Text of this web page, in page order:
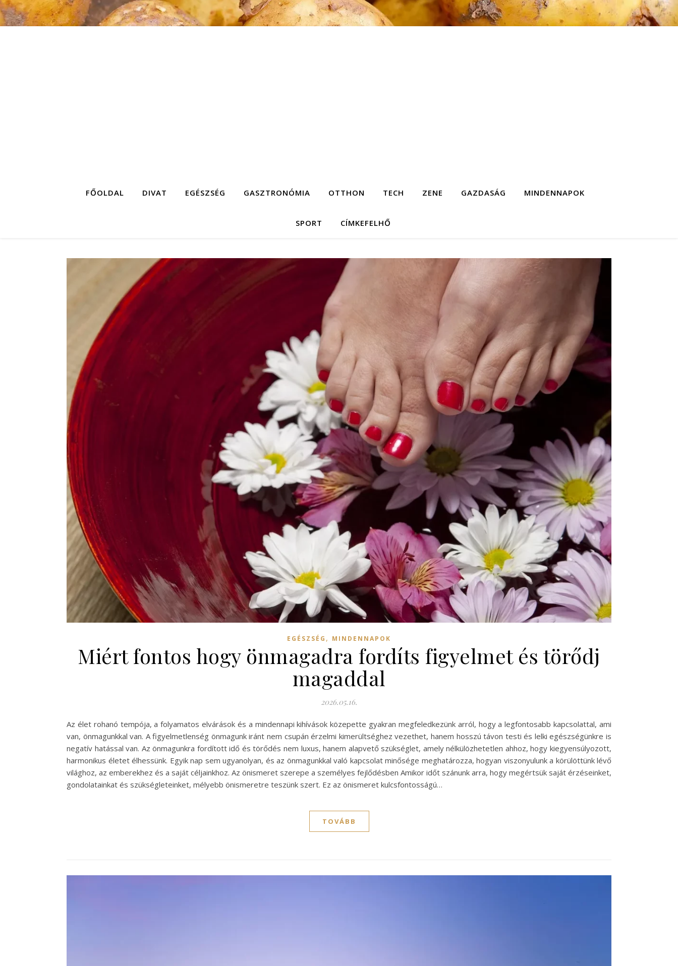
FŐOLDAL DIVAT EGÉSZSÉG GASZTRONÓMIA OTTHON TECH ZENE GAZDASÁG MINDENNAPOK
SPORT CÍMKEFELHŐ
EGÉSZSÉG , MINDENNAPOK
Miért fontos hogy önmagadra fordíts figyelmet és törődj
magaddal
2026.05.16.
Az élet rohanó tempója, a folyamatos elvárások és a mindennapi kihívások közepette gyakran megfeledkezünk arról, hogy a legfontosabb kapcsolattal, ami
van, önmagunkkal van. A figyelmetlenség önmagunk iránt nem csupán érzelmi kimerültséghez vezethet, hanem hosszú távon testi és lelki egészségünkre is
negatív hatással van. Az önmagunkra fordított idő és törődés nem luxus, hanem alapvető szükséglet, amely nélkülözhetetlen ahhoz, hogy kiegyensúlyozott,
harmonikus életet élhessünk. Egyik nap sem ugyanolyan, és az önmagunkkal való kapcsolat minősége meghatározza, hogyan viszonyulunk a körülöttünk lévő
világhoz, az emberekhez és a saját céljainkhoz. Az önismeret szerepe a személyes fejlődésben Amikor időt szánunk arra, hogy megértsük saját érzéseinket,
gondolatainkat és szükségleteinket, mélyebb önismeretre teszünk szert. Ez az önismeret kulcsfontosságú…
TOVÁBB